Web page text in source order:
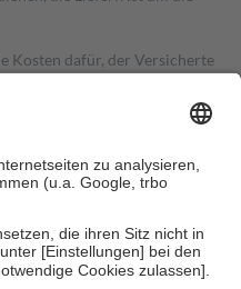
Kosten dafür, der Versicherte
Kosten der Leistung